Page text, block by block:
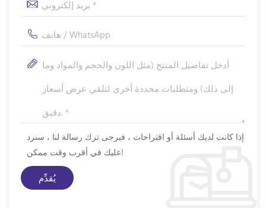
إذا كانت لديك أسئلة أو اقتراحات ، فيرجى ترك رسالة لنا ، سنرد
عليك في أقرب وقت ممكن!